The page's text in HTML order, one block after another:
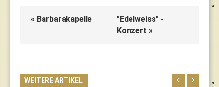
« Barbarakapelle
"Edelweiss" -
Konzert »
WEITERE ARTIKEL